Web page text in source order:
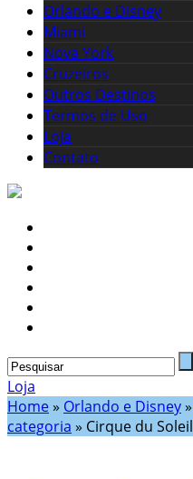
Orlando e Disney
Miami
Nova York
Cruzeiros
Outros Destinos
Termos de Uso
Loja
Contato
Loja
Home» Orlando e Disney»
categoria » Cirque du